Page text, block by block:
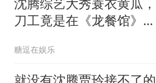
刀工竟是在《龙餐馆》练
糖逗在娱乐
就没有沈腾贾玲接不了的